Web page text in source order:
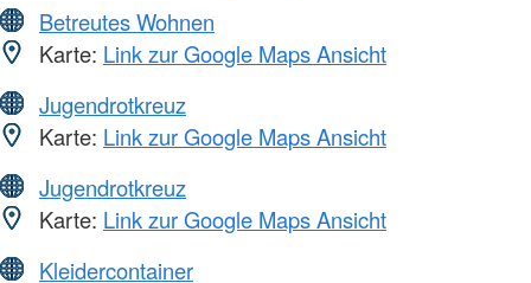
Betreutes Wohnen
Karte: Link zur Google Maps Ansicht
Jugendrotkreuz
Karte: Link zur Google Maps Ansicht
Jugendrotkreuz
Karte: Link zur Google Maps Ansicht
Kleidercontainer